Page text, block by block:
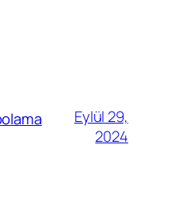
Eylül 29,
2024